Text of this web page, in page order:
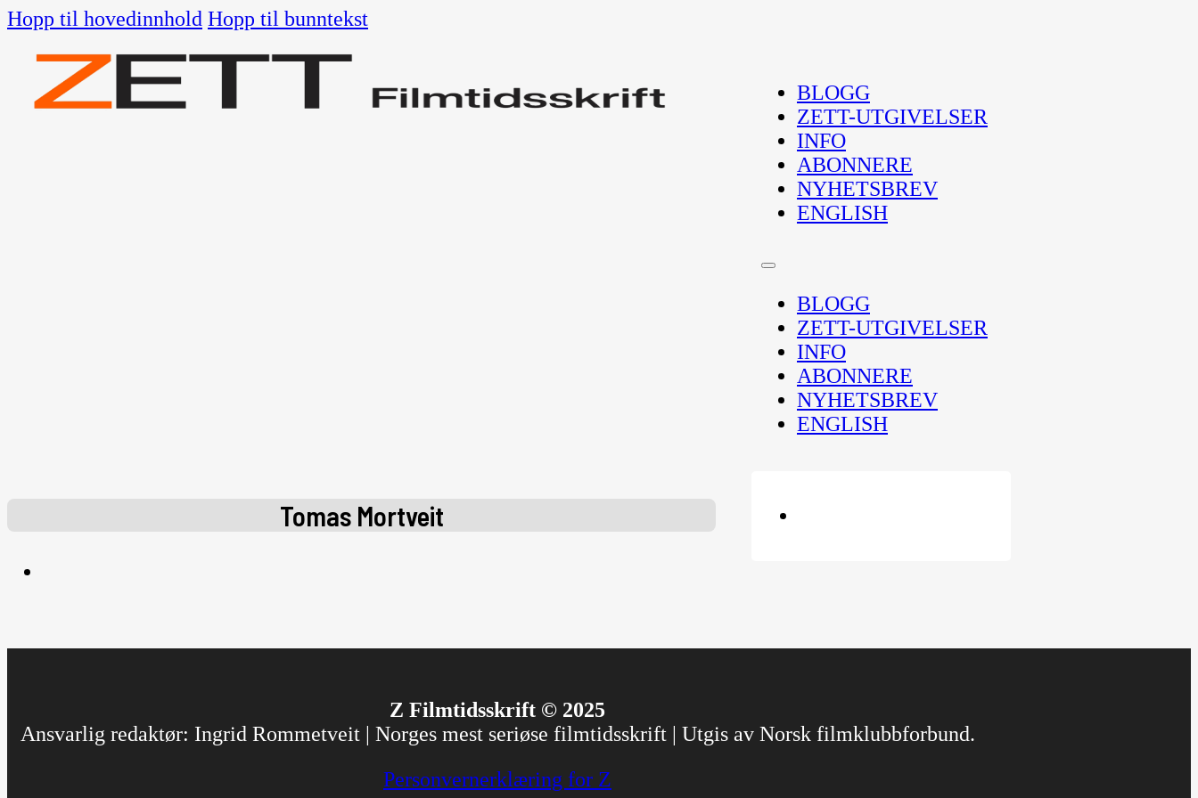
Hopp til hovedinnhold Hopp til bunntekst
BLOGG
ZETT-UTGIVELSER
INFO
ABONNERE
NYHETSBREV
ENGLISH
BLOGG
ZETT-UTGIVELSER
INFO
ABONNERE
NYHETSBREV
ENGLISH
Tomas Mortveit
Z Filmtidsskrift © 2025
Ansvarlig redaktør: Ingrid Rommetveit | Norges mest seriøse filmtidsskrift | Utgis av Norsk filmklubbforbund.
Personvernerklæring for Z